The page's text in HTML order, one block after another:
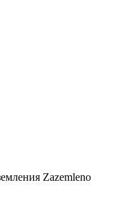
Zazemleno